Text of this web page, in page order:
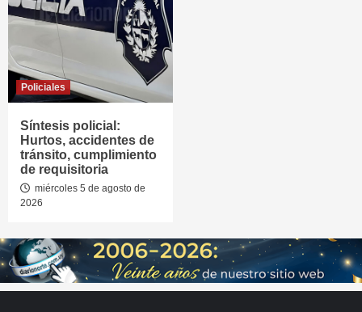
Policiales
Síntesis policial:
Hurtos, accidentes de
tránsito, cumplimiento
de requisitoria
miércoles 5 de agosto de
2026